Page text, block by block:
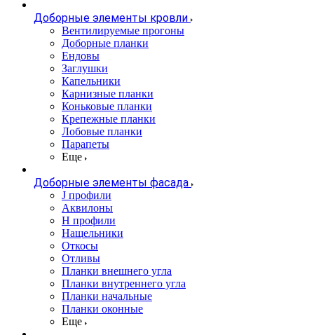
Доборные элементы кровли
Вентилируемые прогоны
Доборные планки
Ендовы
Заглушки
Капельники
Карнизные планки
Коньковые планки
Крепежные планки
Лобовые планки
Парапеты
Еще
Доборные элементы фасада
J профили
Аквилоны
Н профили
Нащельники
Откосы
Отливы
Планки внешнего угла
Планки внутреннего угла
Планки начальные
Планки оконные
Еще